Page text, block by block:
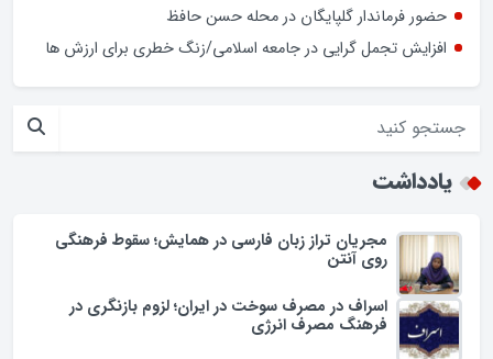
حضور فرماندار گلپایگان در محله حسن حافظ
افزایش تجمل گرایی در جامعه اسلامی/زنگ خطری برای ارزش ها
یادداشت
مجریان تراز زبان فارسی در همایش؛ سقوط فرهنگی
روی آنتن
اسراف در مصرف سوخت در ایران؛ لزوم بازنگری در
فرهنگ مصرف انرژی